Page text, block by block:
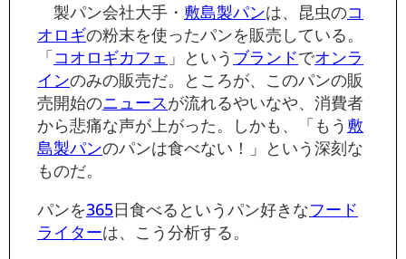
製パン会社大手・ 敷島製パンは、昆虫のコ
オロギの粉末を使ったパンを販売している。
「コオロギカフェ 」という ブランドでオンラ
インのみの販売だ。ところが、このパンの販
売開始のニュースが流れるやいなや、消費者
から悲痛な声が上がった。しかも、「もう 敷
島製パンのパンは食べない！」という深刻な
ものだ。
パンを365日食べるというパン好きなフード
ライターは、こう分析する。